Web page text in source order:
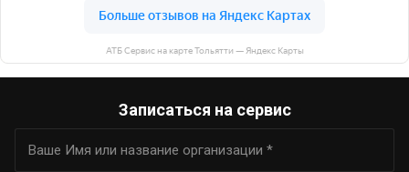
АТБ Сервис на карте Тольятти — Яндекс Карты
Записаться на сервис